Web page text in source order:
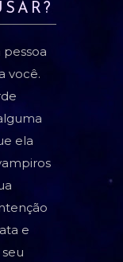
você.
ela
e